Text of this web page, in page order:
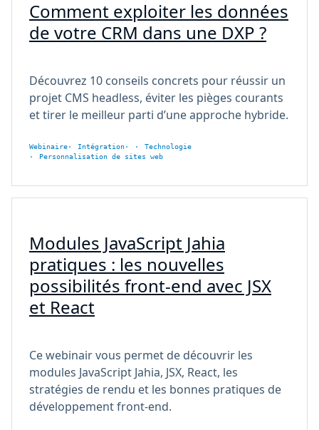
Comment exploiter les données
de votre CRM dans une DXP ?
Découvrez 10 conseils concrets pour réussir un
projet CMS headless, éviter les pièges courants
et tirer le meilleur parti d’une approche hybride.
Webinaire Intégration
Technologie
Personnalisation de sites web
Modules JavaScript Jahia
pratiques : les nouvelles
possibilités front-end avec JSX
et React
Ce webinair vous permet de découvrir les
modules JavaScript Jahia, JSX, React, les
stratégies de rendu et les bonnes pratiques de
développement front-end.